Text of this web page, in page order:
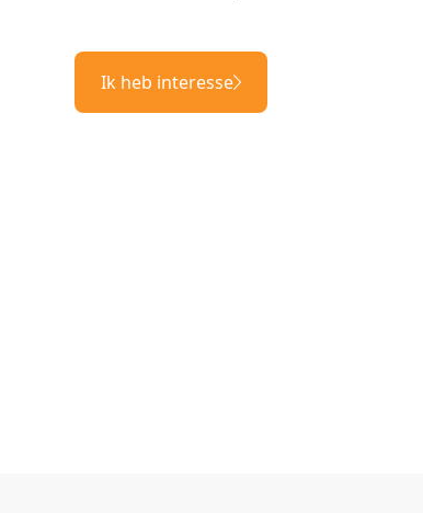
Ik heb interesse